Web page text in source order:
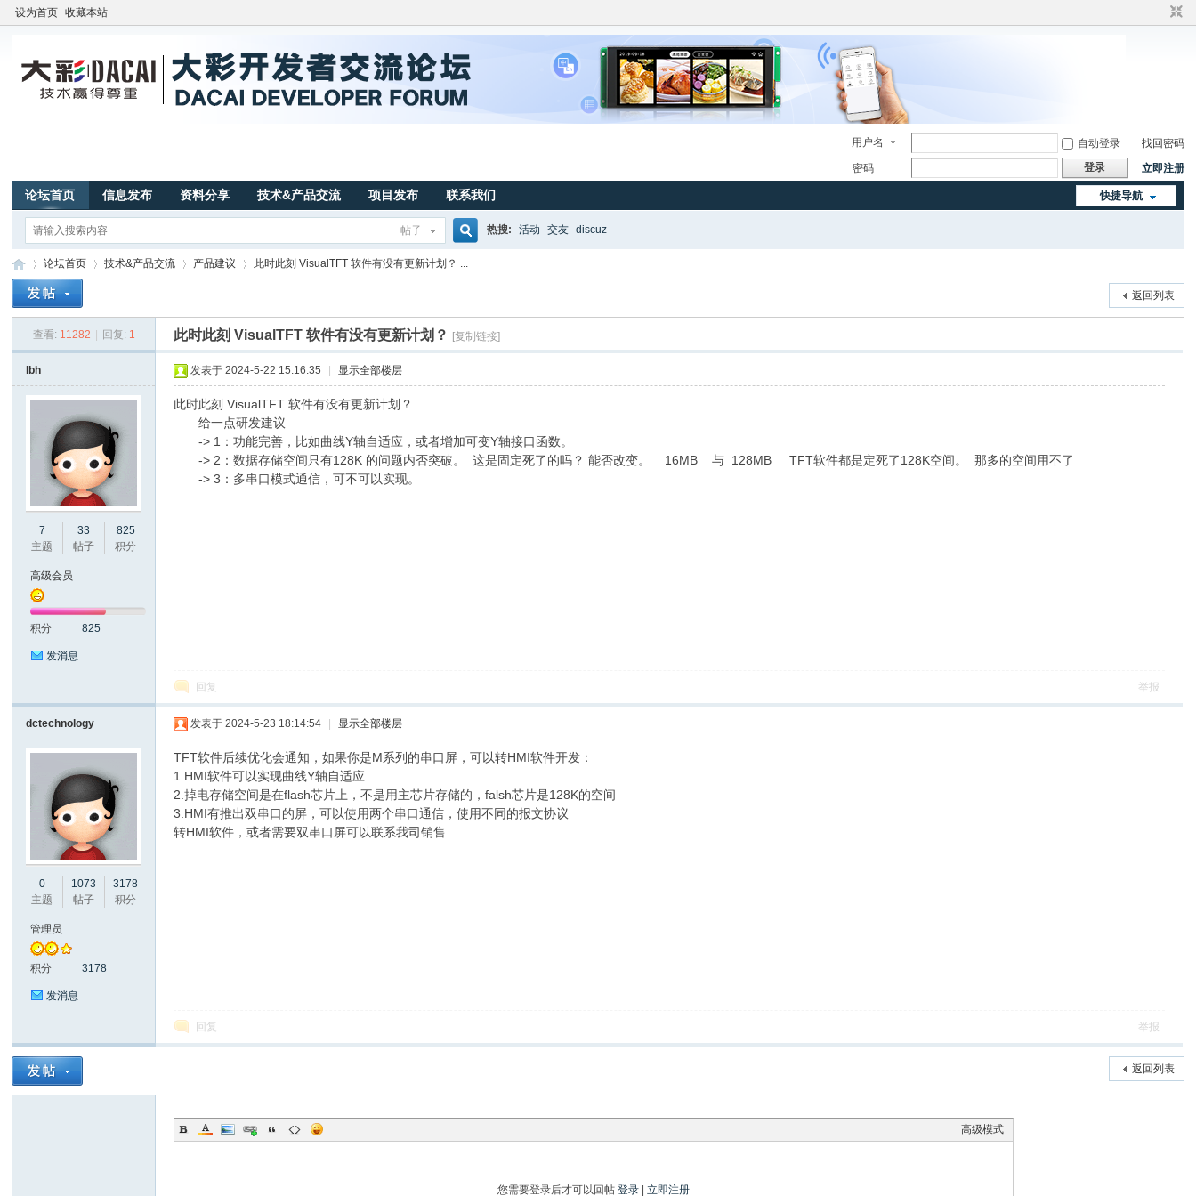
设为首页 收藏本站
用户名 自动登录
找回密码
密码
登录 立即注册
快捷导航
论坛首页 信息发布 资料分享 技术&产品交流 项目发布 联系我们
帖子
索
热搜: 活动 交友 discuz
论坛首页
›
技术&产品交流
›
产品建议
›
此时此刻 VisualTFT 软件有没有更新计划？ ...
返回列表
查看: 11282 回复: 1 此时此刻 VisualTFT 软件有没有更新计划？ [复制链接]
lbh
7
主题
33
帖子
825
积分
高级会员
积分 825
发消息
发表于 2024-5-22 15:16:35 显示全部楼层
此时此刻 VisualTFT 软件有没有更新计划？
给一点研发建议
-> 1：功能完善，比如曲线Y轴自适应，或者增加可变Y轴接口函数。
-> 2：数据存储空间只有128K 的问题内否突破。 这是固定死了的吗？ 能否改变。 16MB 与 128MB TFT软件都是定死了128K空间。 那多的空间用不了
-> 3：多串口模式通信，可不可以实现。
回复 举报
dctechnology
0
主题
1073
帖子
3178
积分
管理员
积分 3178
发消息
发表于 2024-5-23 18:14:54 显示全部楼层
TFT软件后续优化会通知，如果你是M系列的串口屏，可以转HMI软件开发：
1.HMI软件可以实现曲线Y轴自适应
2.掉电存储空间是在flash芯片上，不是用主芯片存储的，falsh芯片是128K的空间
3.HMI有推出双串口的屏，可以使用两个串口通信，使用不同的报文协议
转HMI软件，或者需要双串口屏可以联系我司销售
回复 举报
返回列表
高级模式
您需要登录后才可以回帖登录 |立即注册